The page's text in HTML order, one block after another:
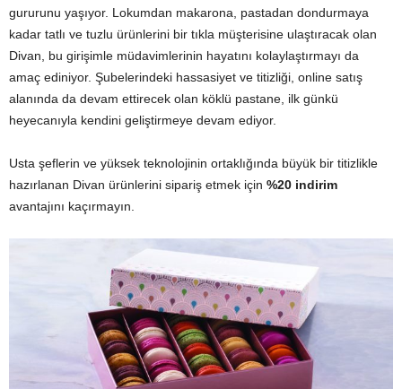
gururunu yaşıyor. Lokumdan makarona, pastadan dondurmaya
kadar tatlı ve tuzlu ürünlerini bir tıkla müşterisine ulaştıracak olan
Divan, bu girişimle müdavimlerinin hayatını kolaylaştırmayı da
amaç ediniyor. Şubelerindeki hassasiyet ve titizliği, online satış
alanında da devam ettirecek olan köklü pastane, ilk günkü
heyecanıyla kendini geliştirmeye devam ediyor.
Usta şeflerin ve yüksek teknolojinin ortaklığında büyük bir titizlikle
hazırlanan Divan ürünlerini sipariş etmek için %20 indirim
avantajını kaçırmayın.